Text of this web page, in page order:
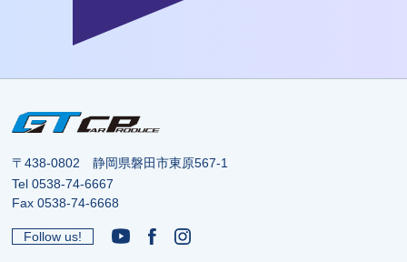
〒438-0802 静岡県磐田市東原567-1
Tel0538-74-6667
Fax 0538-74-6668
Follow us!